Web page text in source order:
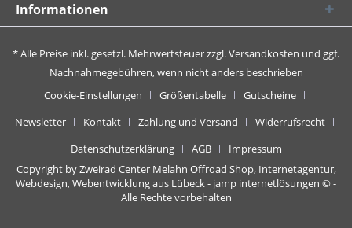
Informationen
* Alle Preise inkl. gesetzl. Mehrwertsteuer zzgl.Versandkosten und ggf.
Nachnahmegebühren, wenn nicht anders beschrieben
Cookie-Einstellungen
Größentabelle
Gutscheine
Newsletter
Kontakt Zahlung und Versand
Widerrufsrecht
Datenschutzerklärung
AGB
Impressum
Copyright by Zweirad Center Melahn Offroad Shop, Internetagentur,
Webdesign, Webentwicklung aus Lübeck - jamp internetlösungen © -
Alle Rechte vorbehalten